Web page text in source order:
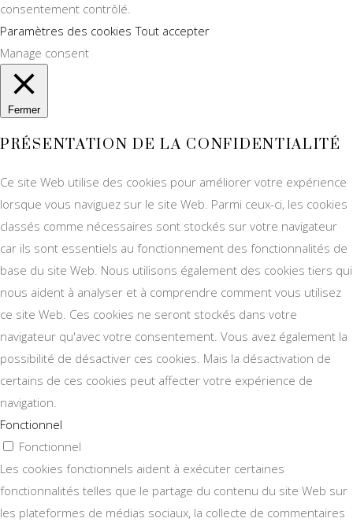
consentement contrôlé.
Paramètres des cookies Tout accepter
Manage consent
Fermer
PRÉSENTATION DE LA CONFIDENTIALITÉ
Ce site Web utilise des cookies pour améliorer votre expérience
lorsque vous naviguez sur le site Web. Parmi ceux-ci, les cookies
classés comme nécessaires sont stockés sur votre navigateur
car ils sont essentiels au fonctionnement des fonctionnalités de
base du site Web. Nous utilisons également des cookies tiers qui
nous aident à analyser et à comprendre comment vous utilisez
ce site Web. Ces cookies ne seront stockés dans votre
navigateur qu'avec votre consentement. Vous avez également la
possibilité de désactiver ces cookies. Mais la désactivation de
certains de ces cookies peut affecter votre expérience de
navigation.
Fonctionnel
Fonctionnel
Les cookies fonctionnels aident à exécuter certaines
fonctionnalités telles que le partage du contenu du site Web sur
les plateformes de médias sociaux, la collecte de commentaires